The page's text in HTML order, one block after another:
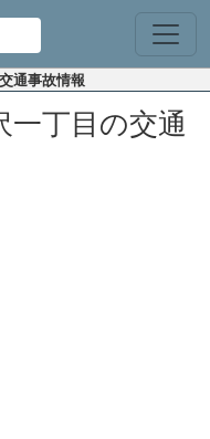
通事故情報
一丁目の交通